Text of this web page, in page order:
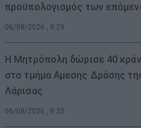
προϋπολογισμός των
06/08/2026 , 9:29
Η Μητρόπολη δώρισε 40
στο τμήμα Αμεσης Δράσης
Λάρισας
06/08/2026 , 9:25